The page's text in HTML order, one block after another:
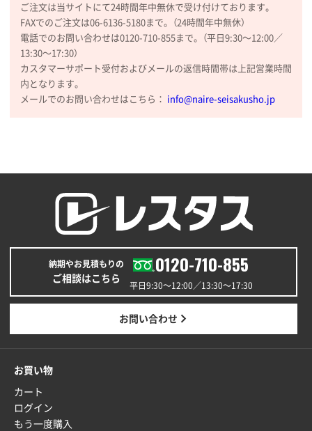
長野県R社様
陶器マグストレートラウンドリップ100枚
2026年02月09日 14:27
コップの形
商品がよさそうだったから
東京都N社様
コットンバッグM(B4対応)200枚
商品情報の正確な記載、スムーズなシステム対応
広島県(社様
足している。
熊本県S社様
ぺんてる ビクーニャフィール
ご注文は当サイトにて24時間年中無休で受け付けております。
FAXでのご注文は06-6136-5180まで。（24時間年中無休）
電話でのお問い合わせは0120-710-855まで。（平日9:30〜12:00／
13:30〜17:30）
カスタマーサポート受付およびメールの返信時間帯は上記営業時間
内となります。
メールでのお問い合わせはこちら： info@naire-seisakusho.jp
納期やお見積もりの
ご相談はこちら
0120-710-855
平日9:30〜12:00／13:30〜17:30
お問い合わせ
お買い物
カート
ログイン
もう一度購入